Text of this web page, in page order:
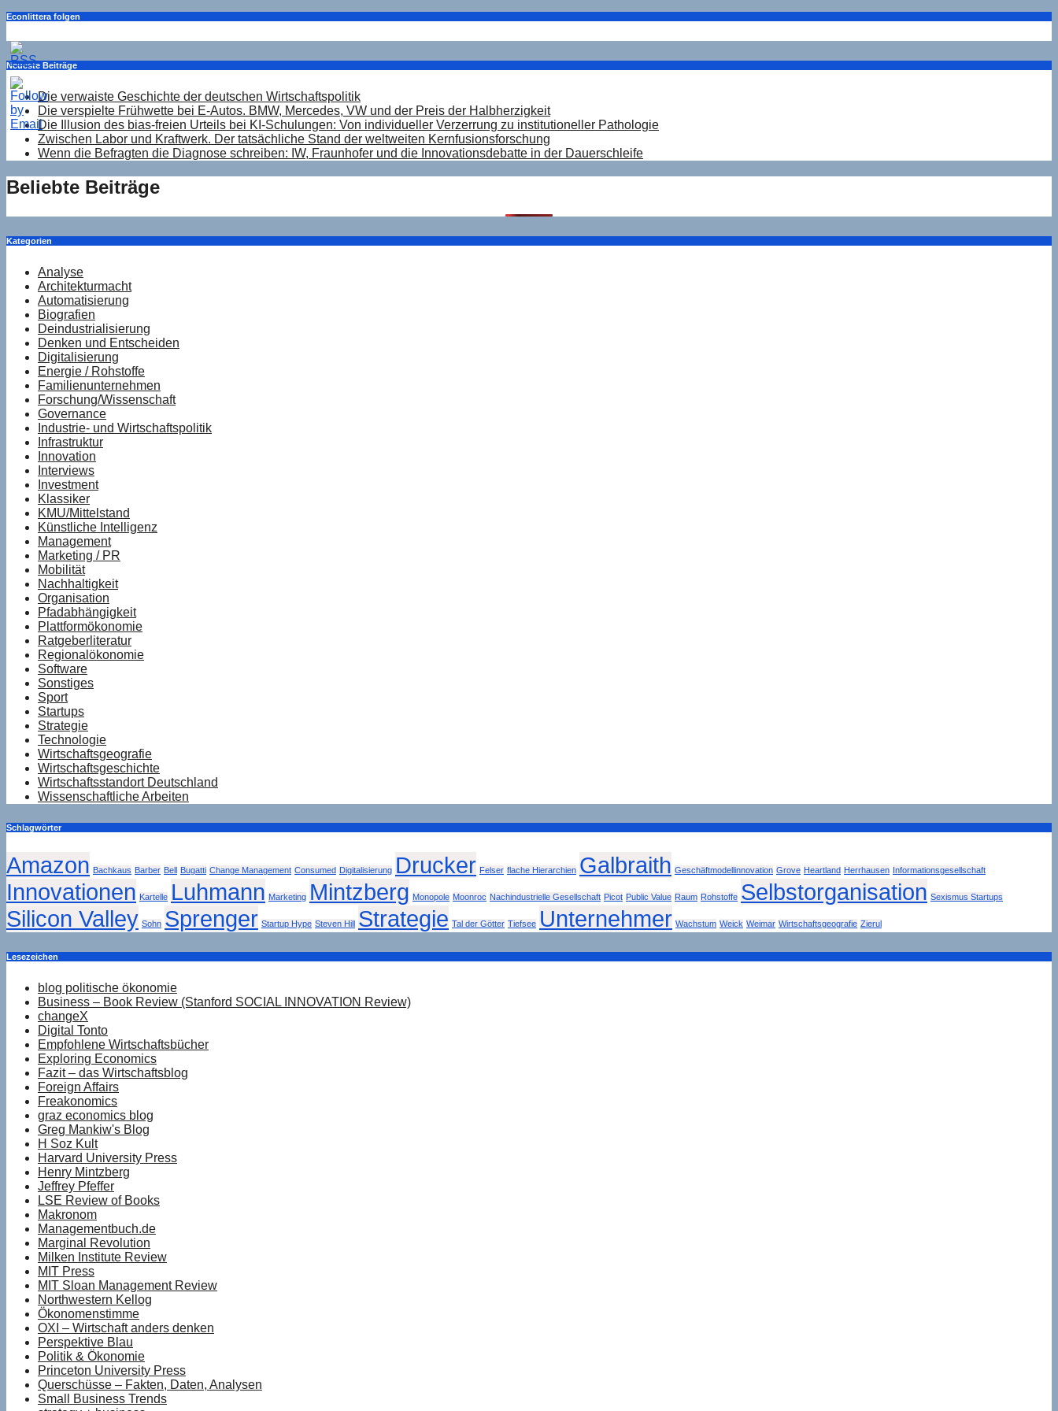
Econlittera folgen
Neueste Beiträge
Die verwaiste Geschichte der deutschen Wirtschaftspolitik
Die verspielte Frühwette bei E-Autos. BMW, Mercedes, VW und der Preis der Halbherzigkeit
Die Illusion des bias-freien Urteils bei KI-Schulungen: Von individueller Verzerrung zu institutioneller Pathologie
Zwischen Labor und Kraftwerk. Der tatsächliche Stand der weltweiten Kernfusionsforschung
Wenn die Befragten die Diagnose schreiben: IW, Fraunhofer und die Innovationsdebatte in der Dauerschleife
Beliebte Beiträge
Kategorien
Analyse
Architekturmacht
Automatisierung
Biografien
Deindustrialisierung
Denken und Entscheiden
Digitalisierung
Energie / Rohstoffe
Familienunternehmen
Forschung/Wissenschaft
Governance
Industrie- und Wirtschaftspolitik
Infrastruktur
Innovation
Interviews
Investment
Klassiker
KMU/Mittelstand
Künstliche Intelligenz
Management
Marketing / PR
Mobilität
Nachhaltigkeit
Organisation
Pfadabhängigkeit
Plattformökonomie
Ratgeberliteratur
Regionalökonomie
Software
Sonstiges
Sport
Startups
Strategie
Technologie
Wirtschaftsgeografie
Wirtschaftsgeschichte
Wirtschaftsstandort Deutschland
Wissenschaftliche Arbeiten
Schlagwörter
Amazon Bachkaus Barber Bell Bugatti Change Management Consumed Digitalisierung Drucker Felser flache Hierarchien Galbraith Geschäftmodellinnovation Grove Heartland Herrhausen Informationsgesellschaft
Innovationen Kartelle Luhmann Marketing Mintzberg Monopole Moonroc Nachindustrielle Gesellschaft Picot Public Value Raum Rohstoffe Selbstorganisation Sexismus Startups
Silicon Valley Sohn Sprenger Startup Hype Steven Hill Strategie Tal der Götter Tiefsee Unternehmer Wachstum Weick Weimar Wirtschaftsgeografie Zierul
Lesezeichen
blog politische ökonomie
Business – Book Review (Stanford SOCIAL INNOVATION Review)
changeX
Digital Tonto
Empfohlene Wirtschaftsbücher
Exploring Economics
Fazit – das Wirtschaftsblog
Foreign Affairs
Freakonomics
graz economics blog
Greg Mankiw's Blog
H Soz Kult
Harvard University Press
Henry Mintzberg
Jeffrey Pfeffer
LSE Review of Books
Makronom
Managementbuch.de
Marginal Revolution
Milken Institute Review
MIT Press
MIT Sloan Management Review
Northwestern Kellog
Ökonomenstimme
OXI – Wirtschaft anders denken
Perspektive Blau
Politik & Ökonomie
Princeton University Press
Querschüsse – Fakten, Daten, Analysen
Small Business Trends